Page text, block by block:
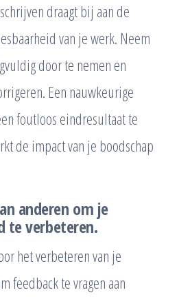
draagt bij aan de
van je werk. Neem
door te nemen en
Een nauwkeurige
foutloos eindresultaat te
de impact van je boodschap
anderen om je
te verbeteren.
het verbeteren van je
feedback te vragen aan